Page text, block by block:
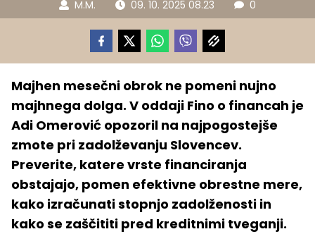
M.M. 09. 10. 2025 08.23 0
Majhen mesečni obrok ne pomeni nujno
majhnega dolga. V oddaji Fino o financah je
Adi Omerović opozoril na najpogostejše
zmote pri zadolževanju Slovencev.
Preverite, katere vrste financiranja
obstajajo, pomen efektivne obrestne mere,
kako izračunati stopnjo zadolženosti in
kako se zaščititi pred kreditnimi tveganji.